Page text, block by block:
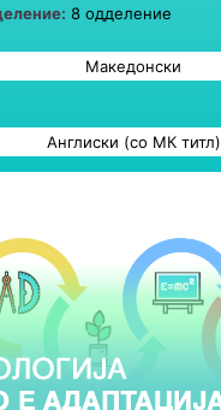
8 одделение
Англиски (со МК титл)
Македонски